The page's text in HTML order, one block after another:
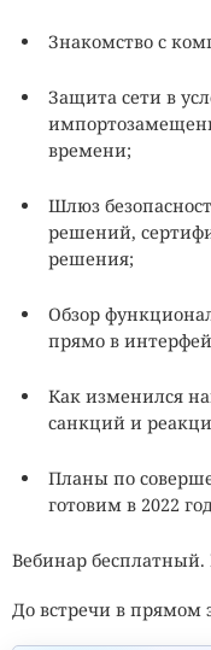
Знакомство с
Защита сети в
времени;
Шлюз
решений,
решения;
Обзор
прямо в
Как изменился
санкций и
Планы по
готовим в 2022
Вебинар бесплатный.
До встречи в прямом